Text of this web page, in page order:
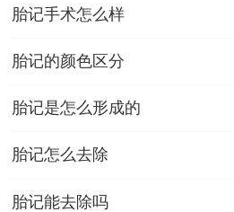
胎记手术怎么样
胎记的颜色区分
胎记是怎么形成的
胎记怎么去除
胎记能去除吗